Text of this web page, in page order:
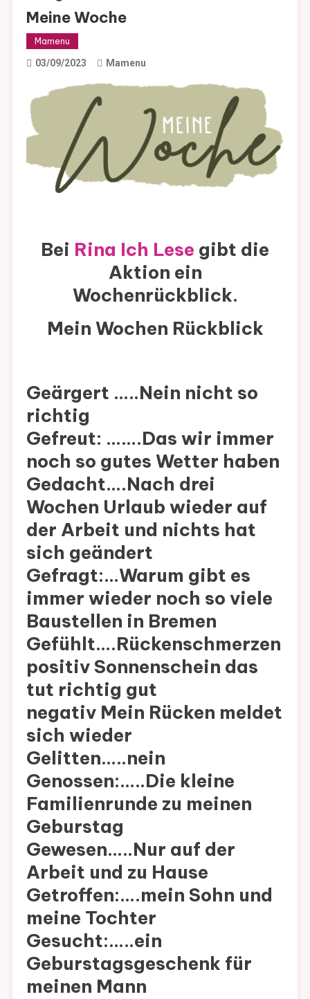
Meine Woche
Mamenu
03/09/2023 Mamenu
Bei Rina Ich Lese gibt die
Aktion ein
Wochenrückblick.
Mein Wochen Rückblick
Geärgert …..Nein nicht so
richtig
Gefreut: …….Das wir immer
noch so gutes Wetter haben
Gedacht….Nach drei
Wochen Urlaub wieder auf
der Arbeit und nichts hat
sich geändert
Gefragt:…Warum gibt es
immer wieder noch so viele
Baustellen in Bremen
Gefühlt….Rückenschmerzen
positiv Sonnenschein das
tut richtig gut
negativ Mein Rücken meldet
sich wieder
Gelitten…..nein
Genossen:…..Die kleine
Familienrunde zu meinen
Geburstag
Gewesen…..Nur auf der
Arbeit und zu Hause
Getroffen:….mein Sohn und
meine Tochter
Gesucht:…..ein
Geburstagsgeschenk für
meinen Mann